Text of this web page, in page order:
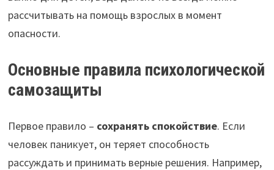
рассчитывать на помощь взрослых в момент
опасности.
Основные правила психологической
самозащиты
Первое правило – сохранять спокойствие. Если
человек паникует, он теряет способность
рассуждать и принимать верные решения. Например,